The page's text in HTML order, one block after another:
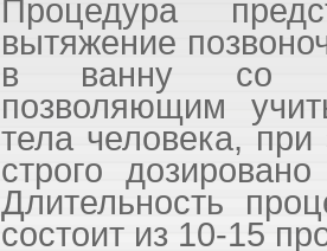
Процедура
вытяжение
в ванну со
позволяющим
тела человека, при
строго
Длительность
состоит из 10-15